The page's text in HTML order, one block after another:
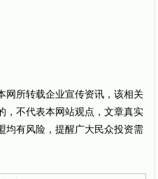
网所转载企业宣传资讯，该相关
，不代表本网站观点，文章真实
均有风险，提醒广大民众投资需